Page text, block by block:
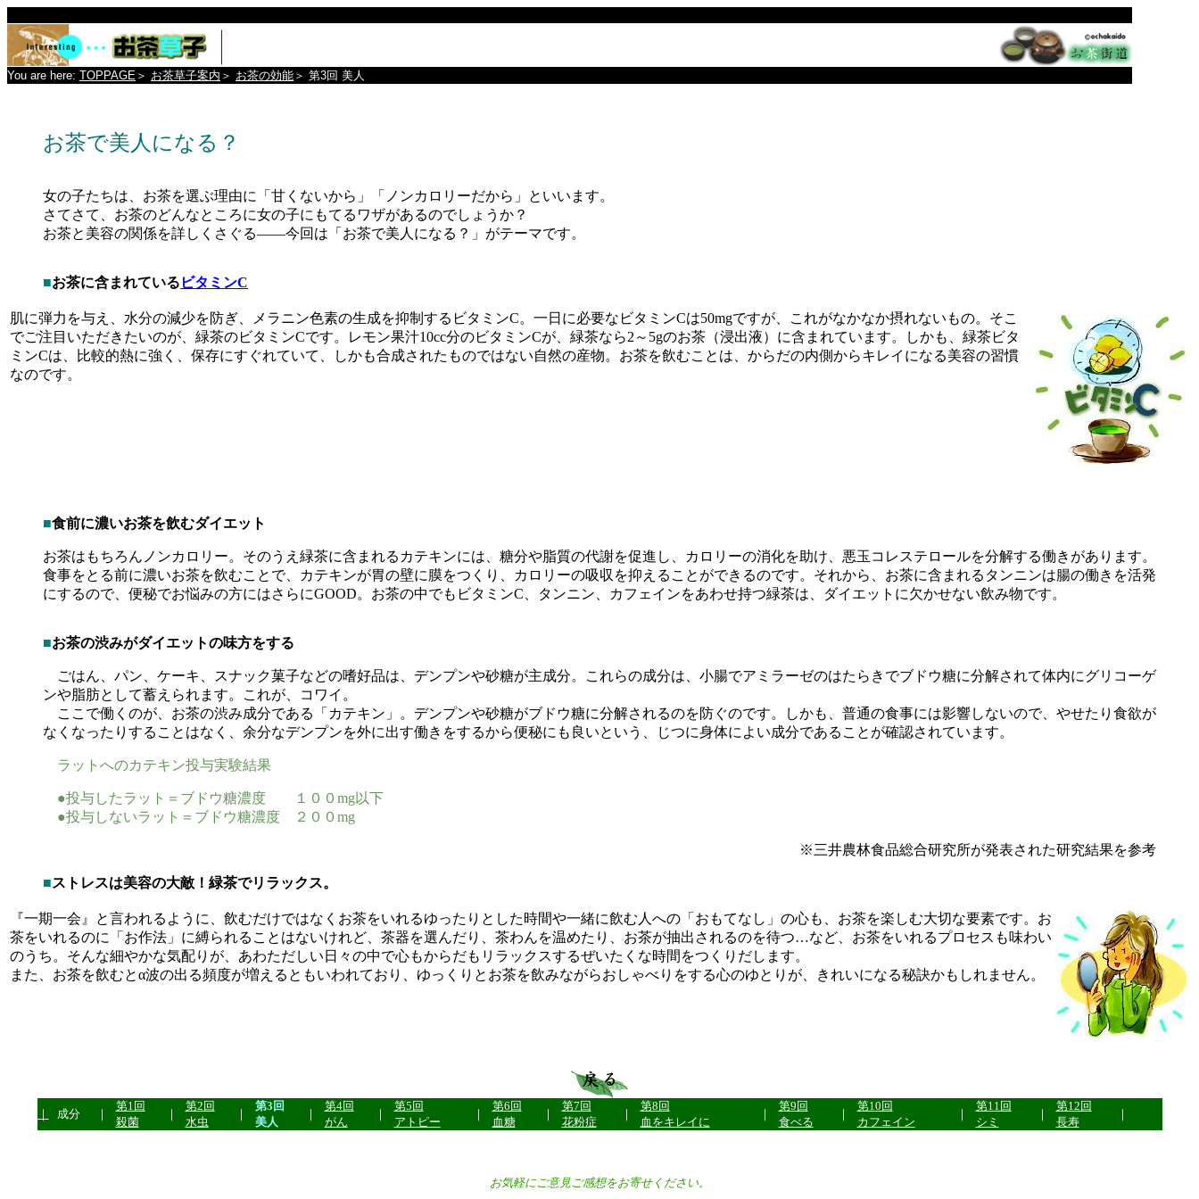
You are here: TOPPAGE ＞ お茶草子案内 ＞ お茶の効能 ＞ 第3回 美人
お茶で美人になる？
女の子たちは、お茶を選ぶ理由に「甘くないから」「ノンカロリーだから」といいます。
さてさて、お茶のどんなところに女の子にもてるワザがあるのでしょうか？
お茶と美容の関係を詳しくさぐる――今回は「お茶で美人になる？」がテーマです。
■お茶に含まれている ビタミンC
肌に弾力を与え、水分の減少を防ぎ、メラニン色素の生成を抑制するビタミンC。一日に必要なビタミンCは50mgですが、これがなかなか摂れないもの。そこ
でご注目いただきたいのが、緑茶のビタミンCです。レモン果汁10cc分のビタミンCが、緑茶なら2～5gのお茶（浸出液）に含まれています。しかも、緑茶ビタ
ミンCは、比較的熱に強く、保存にすぐれていて、しかも合成されたものではない自然の産物。お茶を飲むことは、からだの内側からキレイになる美容の習慣
なのです。
■食前に濃いお茶を飲むダイエット
お茶はもちろんノンカロリー。そのうえ緑茶に含まれるカテキンには、糖分や脂質の代謝を促進し、カロリーの消化を助け、悪玉コレステロールを分解する働きがあります。
食事をとる前に濃いお茶を飲むことで、カテキンが胃の壁に膜をつくり、カロリーの吸収を抑えることができるのです。それから、お茶に含まれるタンニンは腸の働きを活発
にするので、便秘でお悩みの方にはさらにGOOD。お茶の中でもビタミンC、タンニン、カフェインをあわせ持つ緑茶は、ダイエットに欠かせない飲み物です。
■お茶の渋みがダイエットの味方をする
ごはん、パン、ケーキ、スナック菓子などの嗜好品は、デンプンや砂糖が主成分。これらの成分は、小腸でアミラーゼのはたらきでブドウ糖に分解されて体内にグリコーゲ
ンや脂肪として蓄えられます。これが、コワイ。
ここで働くのが、お茶の渋み成分である「カテキン」。デンプンや砂糖がブドウ糖に分解されるのを防ぐのです。しかも、普通の食事には影響しないので、やせたり食欲が
なくなったりすることはなく、余分なデンプンを外に出す働きをするから便秘にも良いという、じつに身体によい成分であることが確認されています。
ラットへのカテキン投与実験結果
●投与したラット＝ブドウ糖濃度 １００mg以下
●投与しないラット＝ブドウ糖濃度 ２００mg
※三井農林食品総合研究所が発表された研究結果を参考
■ストレスは美容の大敵！緑茶でリラックス。
『一期一会』と言われるように、飲むだけではなくお茶をいれるゆったりとした時間や一緒に飲む人への「おもてなし」の心も、お茶を楽しむ大切な要素です。お
茶をいれるのに「お作法」に縛られることはないけれど、茶器を選んだり、茶わんを温めたり、お茶が抽出されるのを待つ…など、お茶をいれるプロセスも味わい
のうち。そんな細やかな気配りが、あわただしい日々の中で心もからだもリラックスするぜいたくな時間をつくりだします。
また、お茶を飲むとα波の出る頻度が増えるともいわれており、ゆっくりとお茶を飲みながらおしゃべりをする心のゆとりが、きれいになる秘訣かもしれません。
｜ 成分 ｜
第1回
殺菌
｜
第2回
水虫
｜
第3回
美人
｜
第4回
がん
｜
第5回
アトピー
｜
第6回
血糖
｜
第7回
花粉症
｜
第8回
血をキレイに
｜
第9回
食べる
｜
第10回
カフェイン
｜
第11回
シミ
｜
第12回
長寿
｜
お気軽にご意見ご感想をお寄せください。